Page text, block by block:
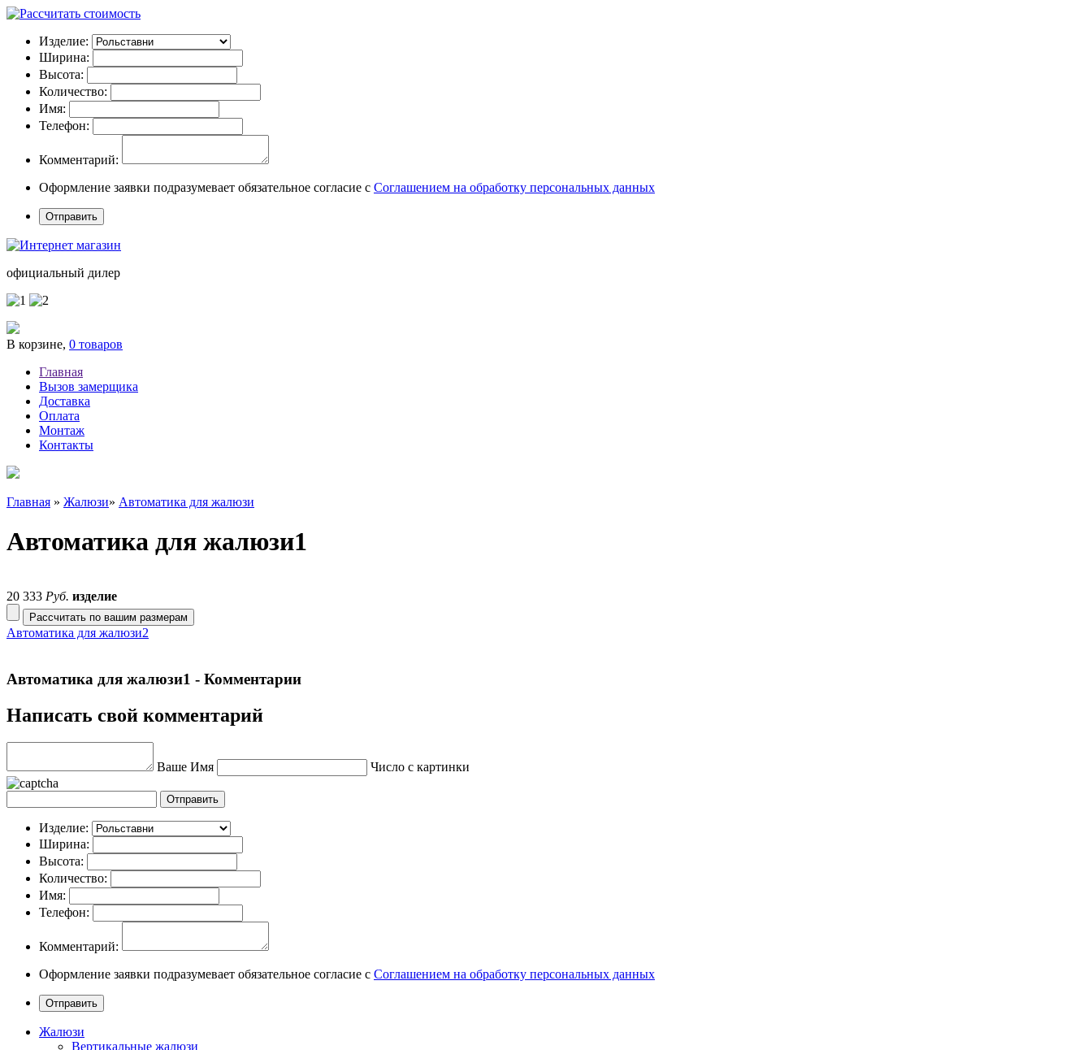
Изделие:
Ширина:
Высота:
Количество:
Имя:
Телефон:
Комментарий:
Оформление заявки подразумевает обязательное согласие с Соглашением на обработку персональных данных
официальный дилер
В корзине, 0 товаров
Главная
Вызов замерщика
Доставка
Оплата
Монтаж
Контакты
Главная » Жалюзи» Автоматика для жалюзи
Автоматика для жалюзи1
20 333 Руб. изделие
Рассчитать по вашим размерам
Автоматика для жалюзи2
Автоматика для жалюзи1 - Комментарии
Написать свой комментарий
Ваше Имя Число с картинки
Изделие:
Ширина:
Высота:
Количество:
Имя:
Телефон:
Комментарий:
Оформление заявки подразумевает обязательное согласие с Соглашением на обработку персональных данных
Жалюзи
Вертикальные жалюзи